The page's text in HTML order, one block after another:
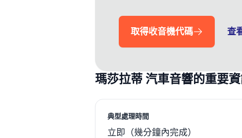
取得收音機代碼 查
瑪莎拉蒂 汽車音響的重要
典型處理時間
立即（幾分鐘內完成）